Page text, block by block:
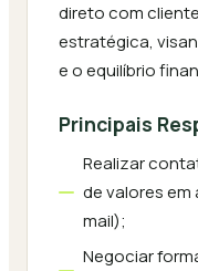
direto com
estratégica,
e o equilíbrio
Principais
Realizar
de valores
mail);
Negociar